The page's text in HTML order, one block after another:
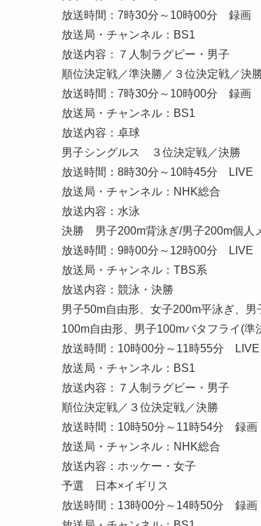
放送時間：7時30分～10時00分 録画
放送局・チャンネル：BS1
放送内容：７人制ラグビー・男子
順位決定戦／準決勝／３位決定戦／決
放送時間：7時30分～10時00分 録画
放送局・チャンネル：BS1
放送内容：卓球
男子シングルス ３位決定戦／決勝
放送時間：8時30分～10時45分 LIVE
放送局・チャンネル：NHK総合
放送内容：水泳
決勝 男子200m背泳ぎ/男子200m個人
放送時間：9時00分～12時00分 LIVE
放送局・チャンネル：TBS系
放送内容：競泳・決勝
男子50m自由形、女子200m平泳ぎ、
100m自由形、男子100mバタフライ(準
放送時間：10時00分～11時55分 LIVE
放送局・チャンネル：BS1
放送内容：７人制ラグビー・男子
順位決定戦／３位決定戦／決勝
放送時間：10時50分～11時54分 録画
放送局・チャンネル：NHK総合
放送内容：ホッケー・女子
予選 日本×イギリス
放送時間：13時00分～14時50分 録画